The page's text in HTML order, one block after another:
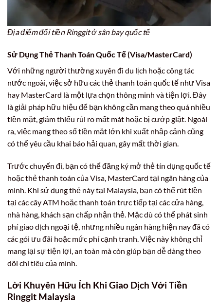
Địa điểm đổi tiền Ringgit ở sân bay quốc tế
Sử Dụng Thẻ Thanh Toán Quốc Tế (Visa/MasterCard)
Với những người thường xuyên đi du lịch hoặc công tác
nước ngoài, việc sở hữu các thẻ thanh toán quốc tế như Visa
hay MasterCard là một lựa chọn thông minh và tiện lợi. Đây
là giải pháp hữu hiệu để bạn không cần mang theo quá nhiều
tiền mặt, giảm thiểu rủi ro mất mát hoặc bị cướp giật. Ngoài
ra, việc mang theo số tiền mặt lớn khi xuất nhập cảnh cũng
có thể yêu cầu khai báo hải quan, gây mất thời gian.
Trước chuyến đi, bạn có thể đăng ký mở thẻ tín dụng quốc tế
hoặc thẻ thanh toán của Visa, MasterCard tại ngân hàng của
mình. Khi sử dụng thẻ này tại Malaysia, bạn có thể rút tiền
tại các cây ATM hoặc thanh toán trực tiếp tại các cửa hàng,
nhà hàng, khách sạn chấp nhận thẻ. Mặc dù có thể phát sinh
phí giao dịch ngoại tệ, nhưng nhiều ngân hàng hiện nay đã có
các gói ưu đãi hoặc mức phí cạnh tranh. Việc này không chỉ
mang lại sự tiện lợi, an toàn mà còn giúp bạn dễ dàng theo
dõi chi tiêu của mình.
Lời Khuyên Hữu Ích Khi Giao Dịch Với Tiền
Ringgit Malaysia